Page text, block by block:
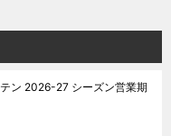
ン 2026-27 シーズン営業期